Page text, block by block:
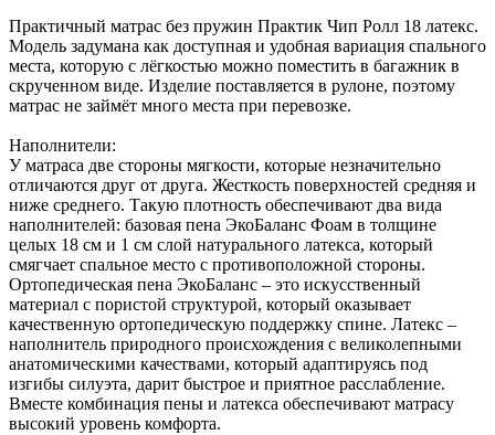
Практичный матрас без пружин Практик Чип Ролл 18 латекс.
Модель задумана как доступная и удобная вариация спального
места, которую с лёгкостью можно поместить в багажник в
скрученном виде. Изделие поставляется в рулоне, поэтому
матрас не займёт много места при перевозке.
Наполнители:
У матраса две стороны мягкости, которые незначительно
отличаются друг от друга. Жесткость поверхностей средняя и
ниже среднего. Такую плотность обеспечивают два вида
наполнителей: базовая пена ЭкоБаланс Фоам в толщине
целых 18 см и 1 см слой натурального латекса, который
смягчает спальное место с противоположной стороны.
Ортопедическая пена ЭкоБаланс – это искусственный
материал с пористой структурой, который оказывает
качественную ортопедическую поддержку спине. Латекс –
наполнитель природного происхождения с великолепными
анатомическими качествами, который адаптируясь под
изгибы силуэта, дарит быстрое и приятное расслабление.
Вместе комбинация пены и латекса обеспечивают матрасу
высокий уровень комфорта.